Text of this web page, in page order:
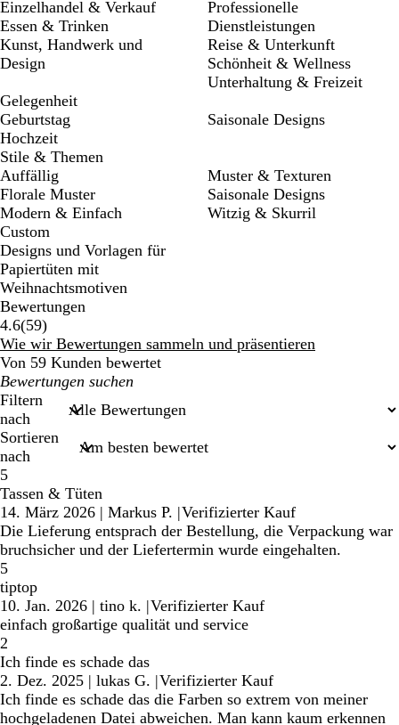
Einzelhandel & Verkauf
Essen & Trinken
Kunst, Handwerk und
Design
Professionelle
Dienstleistungen
Reise & Unterkunft
Schönheit & Wellness
Unterhaltung & Freizeit
Gelegenheit
Geburtstag
Hochzeit
Saisonale Designs
Stile & Themen
Auffällig
Florale Muster
Modern & Einfach
Muster & Texturen
Saisonale Designs
Witzig & Skurril
Custom
Designs und Vorlagen für
Papiertüten mit
Weihnachtsmotiven
Bewertungen
4.6(5959
Bewertungen
)
Wie wir Bewertungen sammeln und präsentieren
Von 59 Kunden bewertet
Meine
Sucheingaben
Filtern
nach
Sortieren
nach
5
Tassen & Tüten
14. März 2026 | Markus P. |Verifizierter Kauf
Die Lieferung entsprach der Bestellung, die Verpackung war
bruchsicher und der Liefertermin wurde eingehalten.
5
tiptop
10. Jan. 2026 | tino k. |Verifizierter Kauf
einfach großartige qualität und service
2
Ich finde es schade das
2. Dez. 2025 | lukas G. |Verifizierter Kauf
Ich finde es schade das die Farben so extrem von meiner
hochgeladenen Datei abweichen. Man kann kaum erkennen